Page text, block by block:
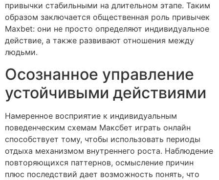
привычки стабильными на длительном этапе. Таким
образом заключается общественная роль привычек
Maxbet: они не просто определяют индивидуальное
действие, а также развивают отношения между
людьми.
Осознанное управление
устойчивыми действиями
Намеренное восприятие к индивидуальным
поведенческим схемам Максбет играть онлайн
способствует тому, чтобы использовать периоды
отдыха механизмом внутреннего роста. Наблюдение
повторяющихся паттернов, осмысление причин
плюс последствий дает возможность понять, что